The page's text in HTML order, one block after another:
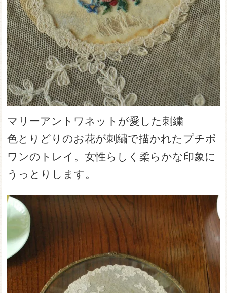
マリーアントワネットが愛した刺繍
色とりどりのお花が刺繍で描かれたプチポ
ワンのトレイ。女性らしく柔らかな印象に
うっとりします。